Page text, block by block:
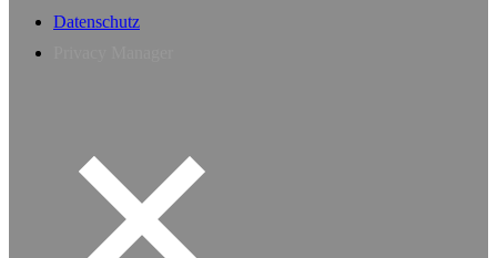
Datenschutz